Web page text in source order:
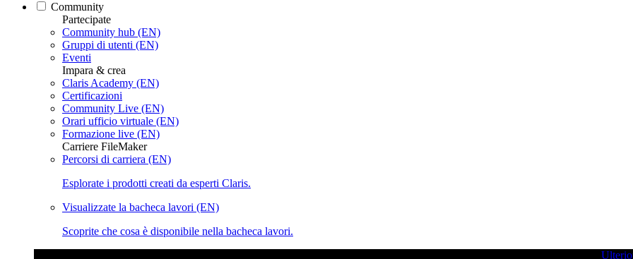
Community
Partecipate
Community hub (EN)
Gruppi di utenti (EN)
Eventi
Impara & crea
Claris Academy (EN)
Certificazioni
Community Live (EN)
Orari ufficio virtuale (EN)
Formazione live (EN)
Carriere FileMaker
Percorsi di carriera (EN)
Esplorate i prodotti creati da esperti Claris.
Visualizzate la bacheca lavori (EN)
Scoprite che cosa è disponibile nella bacheca lavori.